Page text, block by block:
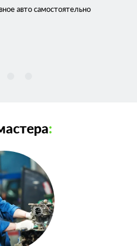
авто самостоятельно
: